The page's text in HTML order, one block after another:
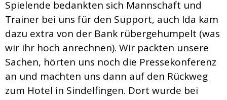
Spielende bedankten sich Mannschaft und
Trainer bei uns für den Support, auch Ida kam
dazu extra von der Bank rübergehumpelt (was
wir ihr hoch anrechnen). Wir packten unsere
Sachen, hörten uns noch die Pressekonferenz
an und machten uns dann auf den Rückweg
zum Hotel in Sindelfingen. Dort wurde bei